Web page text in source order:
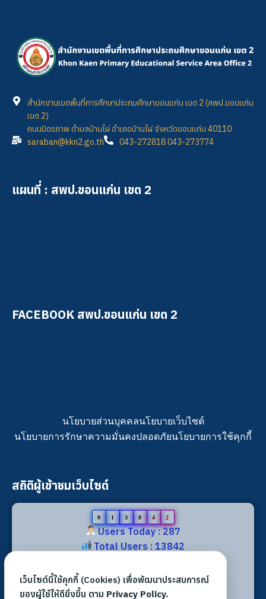
สำนักงานเขตพื้นที่การศึกษาประถมศึกษาขอนแก่น เขต 2 (สพป.ขอนแก่น
เขต 2)
ถนนมิตรภาพ ตำบลบ้านไผ่ อำเภอบ้านไผ่ จังหวัดขอนแก่น 40110
saraban@kkn2.go.th
043-272818 043-273774
แผนที่ : สพป.ขอนแก่น เขต 2
FACEBOOK สพป.ขอนแก่น เขต 2
นโยบายส่วนบุคคลนโยบายเว็บไซต์
นโยบายการรักษาความมั่นคงปลอดภัยนโยบายการใช้คุกกี้
สถิติผู้เข้าชมเว็บไซต์
0 1 3 8 4 2
Users Today : 287
Total Users : 13842
Total views : 31980
Who's Online : 2
เว็บไซต์นี้ใช้คุกกี้ (Cookies) เพื่อพัฒนาประสบการณ์
ของผู้ใช้ให้ดียิ่งขึ้น ตาม Privacy Policy.